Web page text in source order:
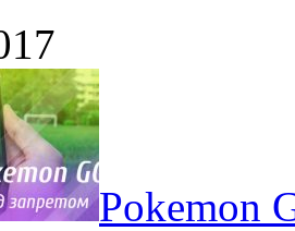
Pokеmon